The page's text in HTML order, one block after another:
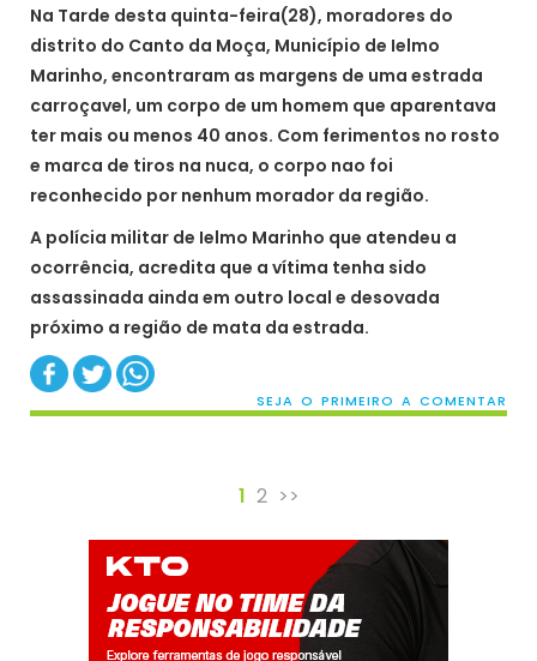
Na Tarde desta quinta-feira(28), moradores do
distrito do Canto da Moça, Município de Ielmo
Marinho, encontraram as margens de uma estrada
carroçavel, um corpo de um homem que aparentava
ter mais ou menos 40 anos. Com ferimentos no rosto
e marca de tiros na nuca, o corpo nao foi
reconhecido por nenhum morador da região.
A polícia militar de Ielmo Marinho que atendeu a
ocorrência, acredita que a vítima tenha sido
assassinada ainda em outro local e desovada
próximo a região de mata da estrada.
SEJA O PRIMEIRO A COMENTAR
1 2 >>